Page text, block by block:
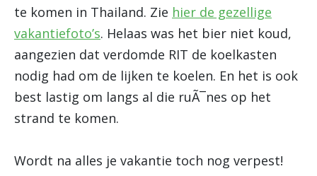
te komen in Thailand. Zie hier de gezellige
vakantiefoto’s. Helaas was het bier niet koud,
aangezien dat verdomde RIT de koelkasten
nodig had om de lijken te koelen. En het is ook
best lastig om langs al die ruÃ¯nes op het
strand te komen.
Wordt na alles je vakantie toch nog verpest!